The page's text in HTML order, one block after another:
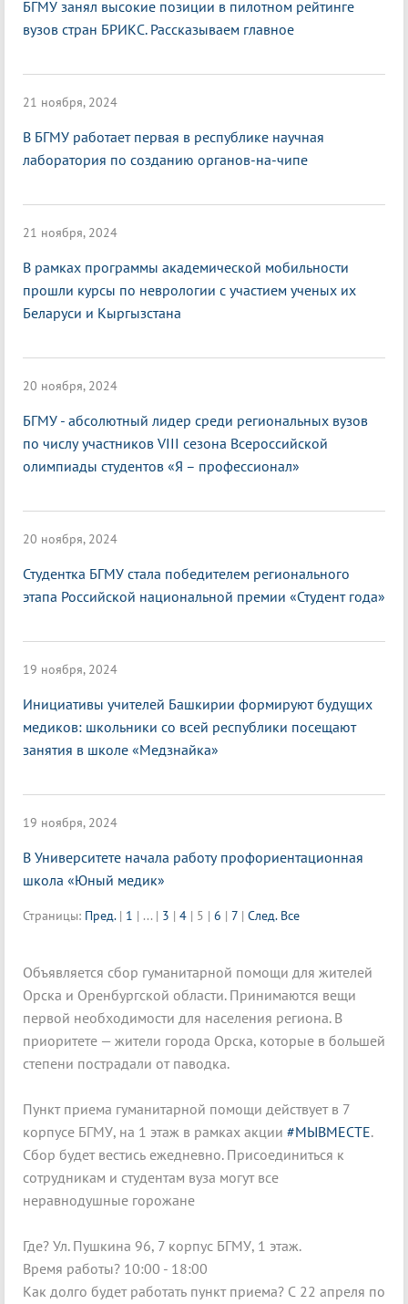
БГМУ занял высокие позиции в пилотном рейтинге
вузов стран БРИКС. Рассказываем главное
21 ноября, 2024
В БГМУ работает первая в республике научная
лаборатория по созданию органов-на-чипе
21 ноября, 2024
В рамках программы академической мобильности
прошли курсы по неврологии с участием ученых их
Беларуси и Кыргызстана
20 ноября, 2024
БГМУ - абсолютный лидер среди региональных вузов
по числу участников VIII сезона Всероссийской
олимпиады студентов «Я – профессионал»
20 ноября, 2024
Студентка БГМУ стала победителем регионального
этапа Российской национальной премии «Студент года»
19 ноября, 2024
Инициативы учителей Башкирии формируют будущих
медиков: школьники со всей республики посещают
занятия в школе «Медзнайка»
19 ноября, 2024
В Университете начала работу профориентационная
школа «Юный медик»
Страницы: Пред. | 1 | ... | 3 | 4 | 5 | 6 | 7 | След. Все
Объявляется сбор гуманитарной помощи для жителей
Орска и Оренбургской области. Принимаются вещи
первой необходимости для населения региона. В
приоритете — жители города Орска, которые в большей
степени пострадали от паводка.
Пункт приема гуманитарной помощи действует в 7
корпусе БГМУ, на 1 этаж в рамках акции #МЫВМЕСТЕ.
Сбор будет вестись ежедневно. Присоединиться к
сотрудникам и студентам вуза могут все
неравнодушные горожане
Где? Ул. Пушкина 96, 7 корпус БГМУ, 1 этаж.
Время работы? 10:00 - 18:00
Как долго будет работать пункт приема? С 22 апреля по